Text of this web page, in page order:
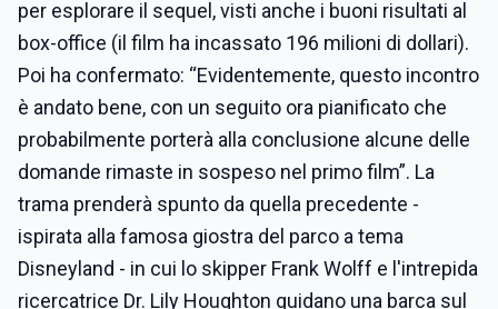
per esplorare il sequel, visti anche i buoni risultati al
box-office (il film ha incassato 196 milioni di dollari).
Poi ha confermato: “Evidentemente, questo incontro
è andato bene, con un seguito ora pianificato che
probabilmente porterà alla conclusione alcune delle
domande rimaste in sospeso nel primo film”. La
trama prenderà spunto da quella precedente -
ispirata alla famosa giostra del parco a tema
Disneyland - in cui lo skipper Frank Wolff e l'intrepida
ricercatrice Dr. Lily Houghton guidano una barca sul